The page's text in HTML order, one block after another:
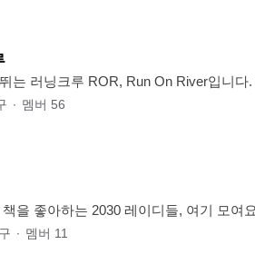
러닝크루 ROR, Run On River입니다. 크루
∙ 멤버 56
생각을 편하게 나누는 2030 여성 리딩크루
∙ 멤버 11